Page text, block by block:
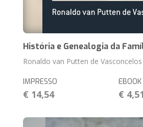
História e Genealogia da
Ronaldo van Putten de Vasconcelos
IMPRESSO
€ 14,54
EBOOK
€ 4,51